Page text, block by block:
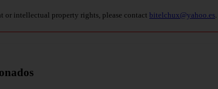
intellectual property rights, please contact bitelchux@yahoo.es